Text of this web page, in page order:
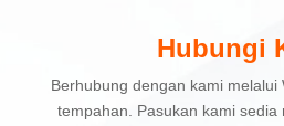
Hubungi
Berhubung dengan kami melalui
tempahan. Pasukan kami